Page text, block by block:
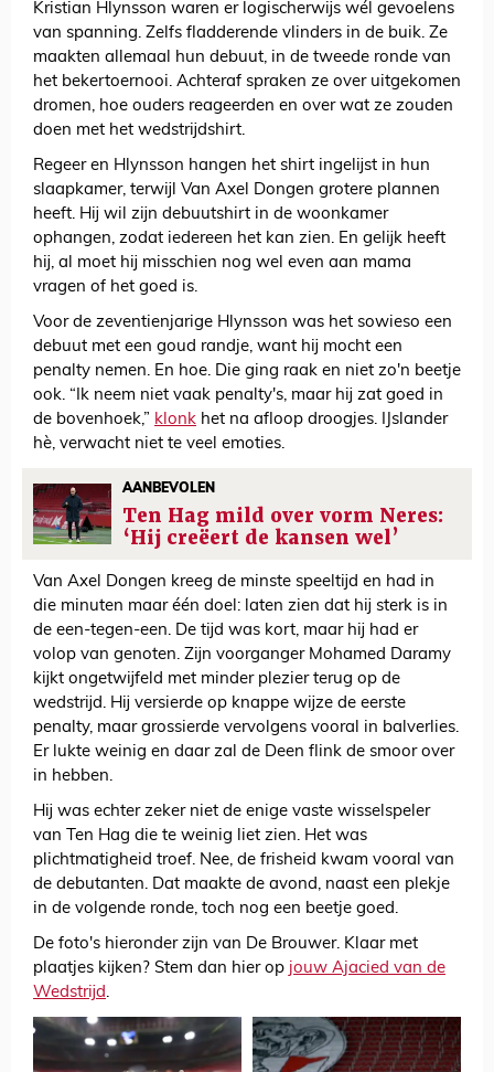
Kristian Hlynsson waren er logischerwijs wél gevoelens
van spanning. Zelfs fladderende vlinders in de buik. Ze
maakten allemaal hun debuut, in de tweede ronde van
het bekertoernooi. Achteraf spraken ze over uitgekomen
dromen, hoe ouders reageerden en over wat ze zouden
doen met het wedstrijdshirt.
Regeer en Hlynsson hangen het shirt ingelijst in hun
slaapkamer, terwijl Van Axel Dongen grotere plannen
heeft. Hij wil zijn debuutshirt in de woonkamer
ophangen, zodat iedereen het kan zien. En gelijk heeft
hij, al moet hij misschien nog wel even aan mama
vragen of het goed is.
Voor de zeventienjarige Hlynsson was het sowieso een
debuut met een goud randje, want hij mocht een
penalty nemen. En hoe. Die ging raak en niet zo'n beetje
ook. “Ik neem niet vaak penalty's, maar hij zat goed in
de bovenhoek,” klonk het na afloop droogjes. IJslander
hè, verwacht niet te veel emoties.
AANBEVOLEN
Ten Hag mild over vorm Neres:
‘Hij creëert de kansen wel’
Van Axel Dongen kreeg de minste speeltijd en had in
die minuten maar één doel: laten zien dat hij sterk is in
de een-tegen-een. De tijd was kort, maar hij had er
volop van genoten. Zijn voorganger Mohamed Daramy
kijkt ongetwijfeld met minder plezier terug op de
wedstrijd. Hij versierde op knappe wijze de eerste
penalty, maar grossierde vervolgens vooral in balverlies.
Er lukte weinig en daar zal de Deen flink de smoor over
in hebben.
Hij was echter zeker niet de enige vaste wisselspeler
van Ten Hag die te weinig liet zien. Het was
plichtmatigheid troef. Nee, de frisheid kwam vooral van
de debutanten. Dat maakte de avond, naast een plekje
in de volgende ronde, toch nog een beetje goed.
De foto's hieronder zijn van De Brouwer. Klaar met
plaatjes kijken? Stem dan hier op jouw Ajacied van de
Wedstrijd.